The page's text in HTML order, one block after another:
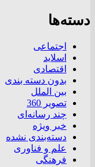
دسته‌ها
اجتماعی
اسلاید
اقتصادی
بدون دسته بندی
بین الملل
تصویر 360
چند رسانه‌ای
خبر ویژه
دسته‌بندی نشده
علم و فناوری
فرهنگی